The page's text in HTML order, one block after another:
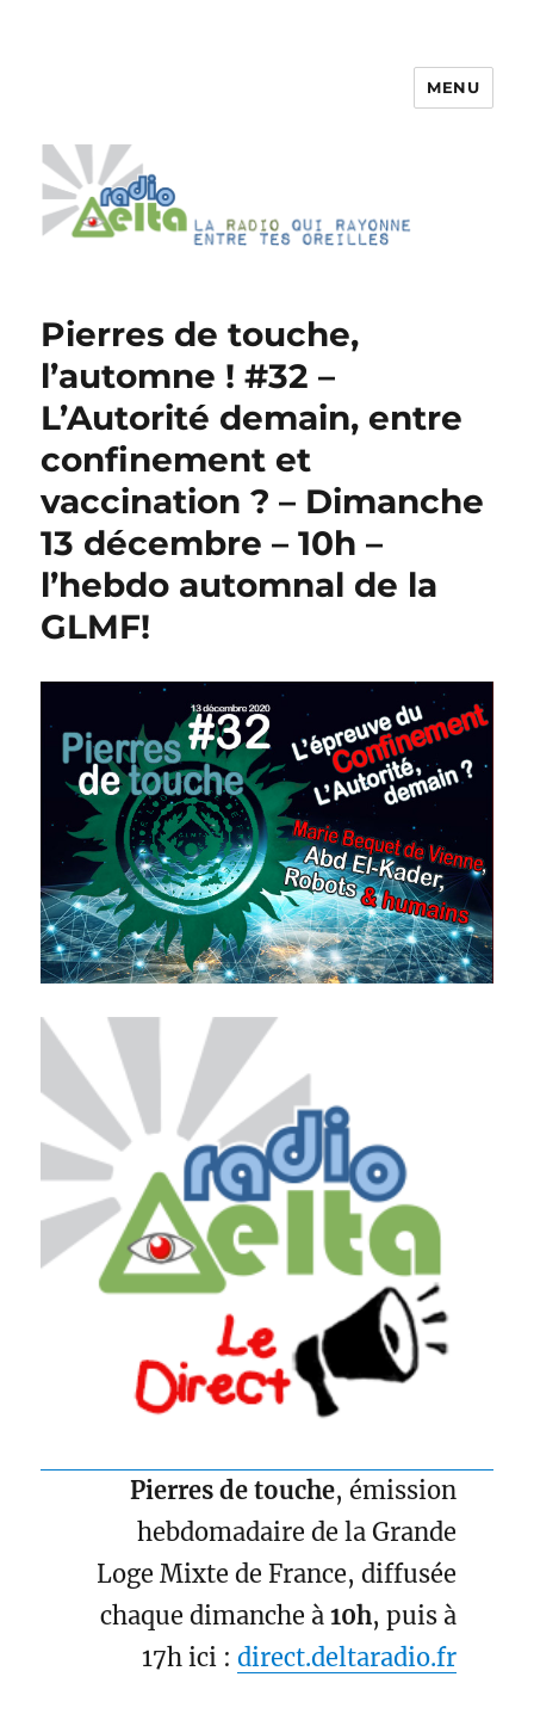
MENU
Pierres de touche,
l’automne ! #32 –
L’Autorité demain, entre
confinement et
vaccination ? – Dimanche
13 décembre – 10h –
l’hebdo automnal de la
GLMF!
Pierres de touche, émission
hebdomadaire de la Grande
Loge Mixte de France, diffusée
chaque dimanche à10h, puis à
17h ici :direct.deltaradio.fr